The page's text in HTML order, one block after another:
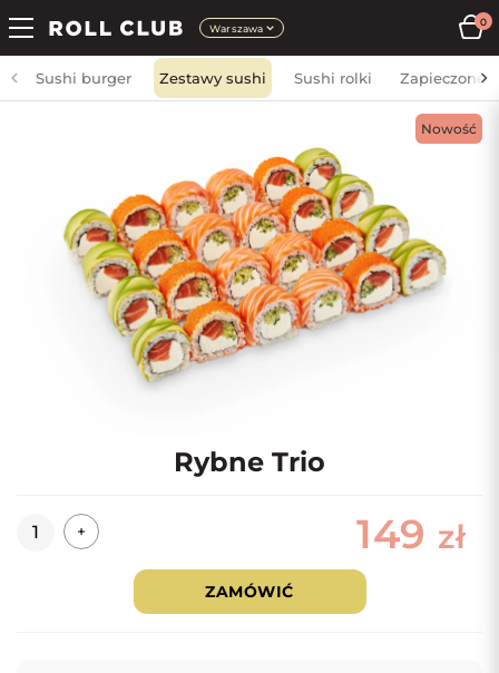
Warszawa
0
Sushi burger Zestawy sushi Sushi rolki Zapieczone
Nowość
Rybne Trio
Ilość + 149 zł
ZAMÓWIĆ